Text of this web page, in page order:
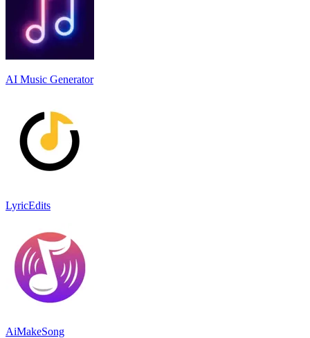
AI Music Generator
LyricEdits
AiMakeSong